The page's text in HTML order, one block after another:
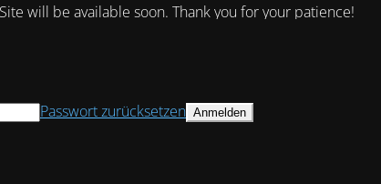
Site will be available soon. Thank you for your patience!
Passwort zurücksetzen